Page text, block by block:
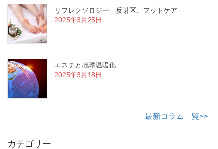
リフレクソロジー 反射区、フットケア
2025年3月25日
エステと地球温暖化
2025年3月18日
最新コラム一覧>>
カテゴリー